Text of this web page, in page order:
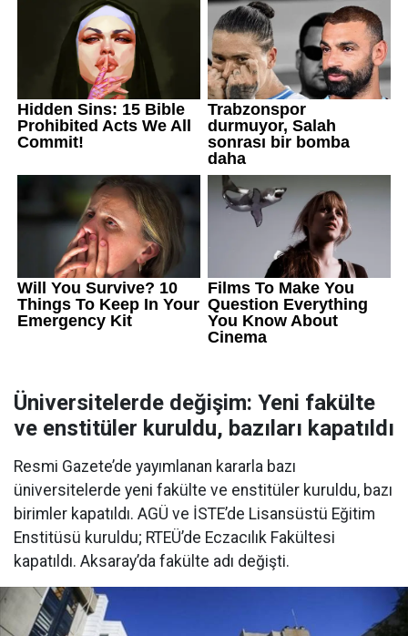
Üniversitelerde değişim: Yeni fakülte
ve enstitüler kuruldu, bazıları kapatıldı
Resmi Gazete’de yayımlanan kararla bazı
üniversitelerde yeni fakülte ve enstitüler kuruldu, bazı
birimler kapatıldı. AGÜ ve İSTE’de Lisansüstü Eğitim
Enstitüsü kuruldu; RTEÜ’de Eczacılık Fakültesi
kapatıldı. Aksaray’da fakülte adı değişti.